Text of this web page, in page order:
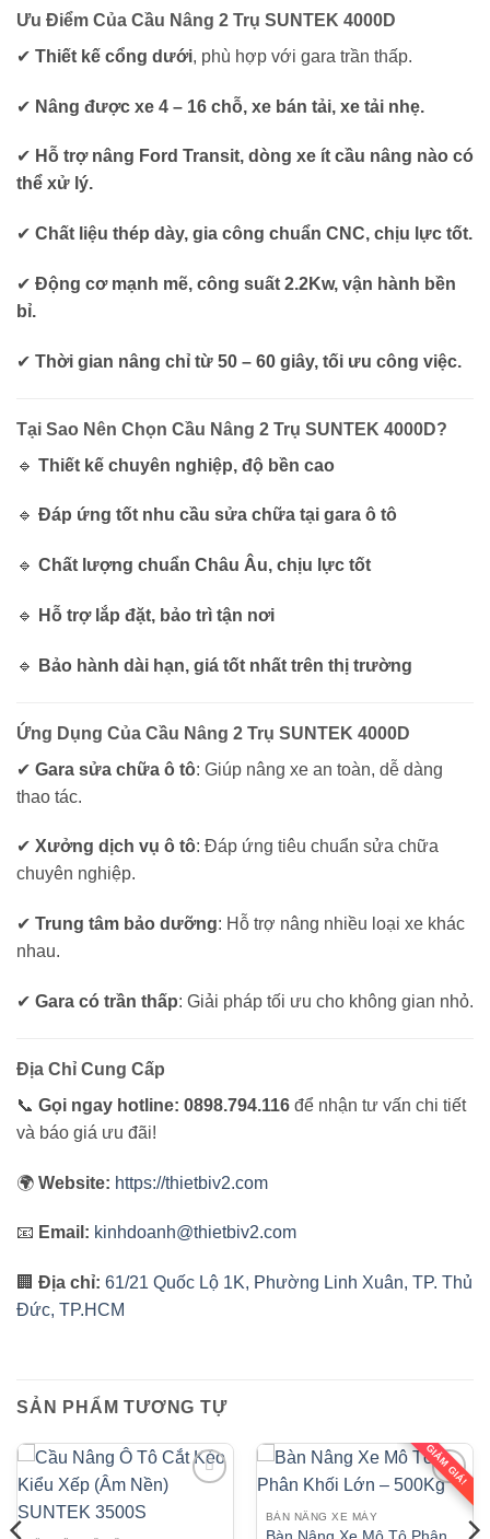
Ưu Điểm Của Cầu Nâng 2 Trụ SUNTEK 4000D
✔ Thiết kế cổng dưới, phù hợp với gara trần thấp.
✔ Nâng được xe 4 – 16 chỗ, xe bán tải, xe tải nhẹ.
✔ Hỗ trợ nâng Ford Transit, dòng xe ít cầu nâng nào có
thể xử lý.
✔ Chất liệu thép dày, gia công chuẩn CNC, chịu lực tốt.
✔ Động cơ mạnh mẽ, công suất 2.2Kw, vận hành bền
bỉ.
✔ Thời gian nâng chỉ từ 50 – 60 giây, tối ưu công việc.
Tại Sao Nên Chọn Cầu Nâng 2 Trụ SUNTEK 4000D?
🔹 Thiết kế chuyên nghiệp, độ bền cao
🔹 Đáp ứng tốt nhu cầu sửa chữa tại gara ô tô
🔹 Chất lượng chuẩn Châu Âu, chịu lực tốt
🔹 Hỗ trợ lắp đặt, bảo trì tận nơi
🔹 Bảo hành dài hạn, giá tốt nhất trên thị trường
Ứng Dụng Của Cầu Nâng 2 Trụ SUNTEK 4000D
✔ Gara sửa chữa ô tô: Giúp nâng xe an toàn, dễ dàng
thao tác.
✔ Xưởng dịch vụ ô tô: Đáp ứng tiêu chuẩn sửa chữa
chuyên nghiệp.
✔ Trung tâm bảo dưỡng: Hỗ trợ nâng nhiều loại xe khác
nhau.
✔ Gara có trần thấp: Giải pháp tối ưu cho không gian nhỏ.
Địa Chỉ Cung Cấp
📞 Gọi ngay hotline: 0898.794.116 để nhận tư vấn chi tiết
và báo giá ưu đãi!
🌍 Website: https://thietbiv2.com
📧 Email: kinhdoanh@thietbiv2.com
🏢 Địa chỉ: 61/21 Quốc Lộ 1K, Phường Linh Xuân, TP. Thủ
Đức, TP.HCM
SẢN PHẨM TƯƠNG TỰ
GIẢM GIÁ!
BÀN NÂNG XE MÁY